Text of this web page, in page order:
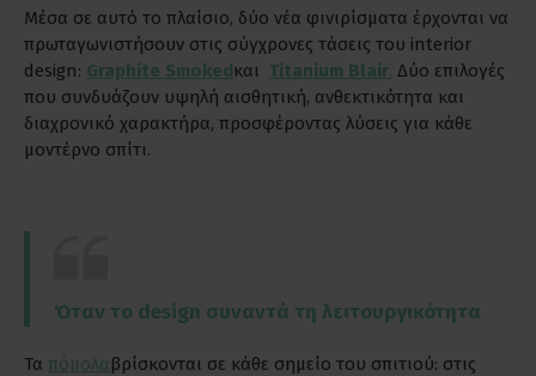
Μέσα σε αυτό το πλαίσιο, δύο νέα φινιρίσματα έρχονται να
πρωταγωνιστήσουν στις σύγχρονες τάσεις του interior
design: Graphite Smokedκαι Titanium Blair. Δύο επιλογές
που συνδυάζουν υψηλή αισθητική, ανθεκτικότητα και
διαχρονικό χαρακτήρα, προσφέροντας λύσεις για κάθε
μοντέρνο σπίτι.
Όταν το design συναντά τη λειτουργικότητα
Τα πόμολα βρίσκονται σε κάθε σημείο του σπιτιού: στις